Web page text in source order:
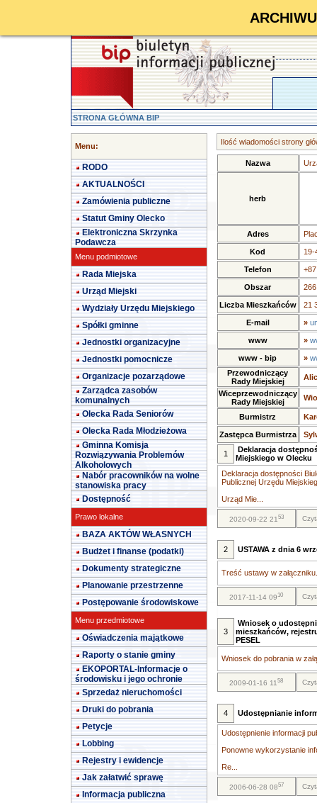
STRONA GŁÓWNA BIP
Menu:
RODO
AKTUALNOŚCI
Zamówienia publiczne
Statut Gminy Olecko
Elektroniczna Skrzynka
Podawcza
Menu podmiotowe
Rada Miejska
Urząd Miejski
Wydziały Urzędu Miejskiego
Spółki gminne
Jednostki organizacyjne
Jednostki pomocnicze
Organizacje pozarządowe
Zarządca zasobów
komunalnych
Olecka Rada Seniorów
Olecka Rada Młodzieżowa
Gminna Komisja
Rozwiązywania Problemów
Alkoholowych
Nabór pracowników na wolne
stanowiska pracy
Dostępność
Prawo lokalne
BAZA AKTÓW WŁASNYCH
Budżet i finanse (podatki)
Dokumenty strategiczne
Planowanie przestrzenne
Postępowanie środowiskowe
Menu przedmiotowe
Oświadczenia majątkowe
Raporty o stanie gminy
EKOPORTAL-Informacje o
środowisku i jego ochronie
Sprzedaż nieruchomości
Druki do pobrania
Petycje
Lobbing
Rejestry i ewidencje
Jak załatwić sprawę
Informacja publiczna
Ilość wiadomości strony
Nazwa
herb
Adres
Kod 19-
Telefon
Obszar
Liczba Mieszkańców 21
E-mail »
www »
www - bip »
Przewodniczący
Rady Miejskiej
Wiceprzewodniczący
Rady Miejskiej
Burmistrz
Zastępca Burmistrza
1
Deklaracja
Miejskiego w Olecku
Deklaracja dostępności
Publicznej Urzędu
Urząd Mie...
2020-09-22 2153
2 USTAWA z dnia 6
Treść ustawy w
2017-11-14 0910
3
Wniosek o
mieszkańców,
PESEL
Wniosek do pobrania w
2009-01-16 1158
4 Udostępnianie
Udostępnienie informacji
Ponowne wykorzystanie
Re...
2006-06-28 0857